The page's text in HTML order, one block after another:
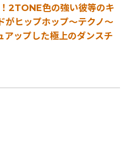
2TONE色の強い彼等のキ
がヒップホップ〜テクノ〜
アップした極上のダンスチ